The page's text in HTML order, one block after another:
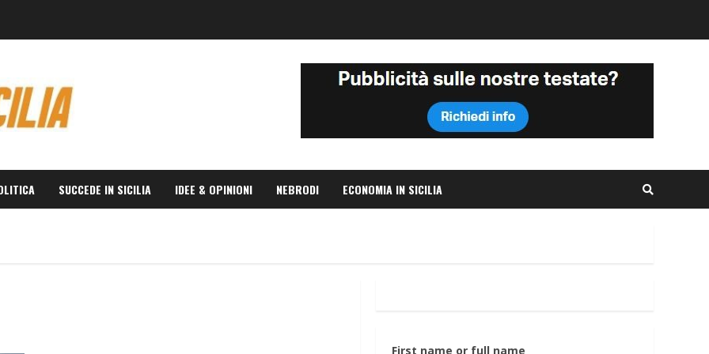
SUCCEDE IN SICILIA IDEE & OPINIONI NEBRODI ECONOMIA IN SICILIA
First name or full name